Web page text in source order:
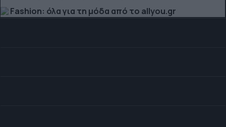
Fashion: όλα για τη μόδα από το allyou.gr